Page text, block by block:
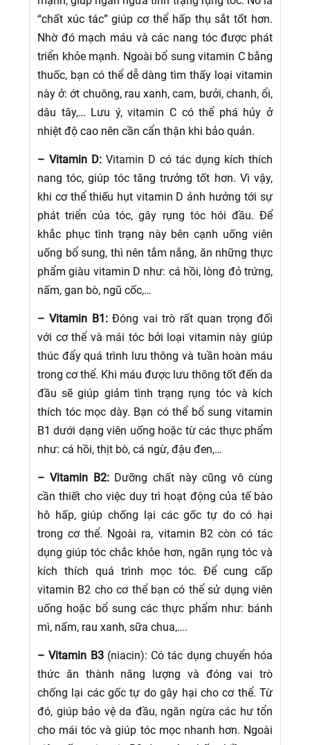
“chất xúc tác” giúp cơ thể hấp thụ sắt tốt hơn.
Nhờ đó mạch máu và các nang tóc được phát
triển khỏe mạnh. Ngoài bổ sung vitamin C bằng
thuốc, bạn có thể dễ dàng tìm thấy loại vitamin
này ở: ớt chuông, rau xanh, cam, bưởi, chanh, ổi,
dâu tây,… Lưu ý, vitamin C có thể phá hủy ở
nhiệt độ cao nên cần cẩn thận khi bảo quản.
– Vitamin D: Vitamin D có tác dụng kích thích
nang tóc, giúp tóc tăng trưởng tốt hơn. Vì vậy,
khi cơ thể thiếu hụt vitamin D ảnh hưởng tới sự
phát triển của tóc, gây rụng tóc hói đầu. Để
khắc phục tình trạng này bên cạnh uống viên
uống bổ sung, thì nên tắm nắng, ăn những thực
phẩm giàu vitamin D như: cá hồi, lòng đỏ trứng,
nấm, gan bò, ngũ cốc,…
– Vitamin B1:Đóng vai trò rất quan trọng đối
với cơ thể và mái tóc bởi loại vitamin này giúp
thúc đẩy quá trình lưu thông và tuần hoàn máu
trong cơ thể. Khi máu được lưu thông tốt đến da
đầu sẽ giúp giảm tình trạng rụng tóc và kích
thích tóc mọc dày. Bạn có thể bổ sung vitamin
B1 dưới dạng viên uống hoặc từ các thực phẩm
như: cá hồi, thịt bò, cá ngừ, đậu đen,…
– Vitamin B2:Dưỡng chất này cũng vô cùng
cần thiết cho việc duy trì hoạt động của tế bào
hô hấp, giúp chống lại các gốc tự do có hại
trong cơ thể. Ngoài ra, vitamin B2 còn có tác
dụng giúp tóc chắc khỏe hơn, ngăn rụng tóc và
kích thích quá trình mọc tóc. Để cung cấp
vitamin B2 cho cơ thể bạn có thể sử dụng viên
uống hoặc bổ sung các thực phẩm như: bánh
mì, nấm, rau xanh, sữa chua,….
– Vitamin B3(niacin): Có tác dụng chuyển hóa
thức ăn thành năng lượng và đóng vai trò
chống lại các gốc tự do gây hại cho cơ thể. Từ
đó, giúp bảo vệ da đầu, ngăn ngừa các hư tổn
cho mái tóc và giúp tóc mọc nhanh hơn. Ngoài